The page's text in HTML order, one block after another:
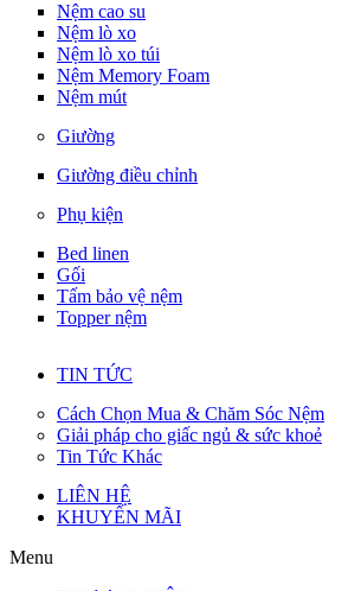
Nệm cao su
Nệm lò xo
Nệm lò xo túi
Nệm Memory Foam
Nệm mút
Giường
Giường điều chỉnh
Phụ kiện
Bed linen
Gối
Tấm bảo vệ nệm
Topper nệm
TIN TỨC
Cách Chọn Mua & Chăm Sóc Nệm
Giải pháp cho giấc ngủ & sức khoẻ
Tin Tức Khác
LIÊN HỆ
KHUYẾN MÃI
Menu